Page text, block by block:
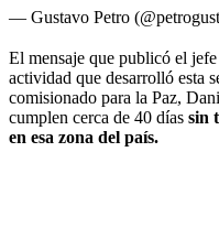
— Gustavo Petro
El mensaje que publicó el
actividad que desarrolló esta
comisionado para la Paz,
cumplen cerca de 40 días sin
en esa zona del país.